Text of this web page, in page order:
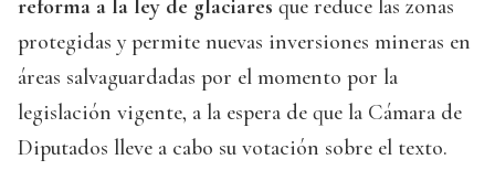
reforma a la ley de glaciares que reduce las zonas
protegidas y permite nuevas inversiones mineras en
áreas salvaguardadas por el momento por la
legislación vigente, a la espera de que la Cámara de
Diputados lleve a cabo su votación sobre el texto.